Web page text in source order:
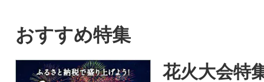
おすすめ特集
花火大会特